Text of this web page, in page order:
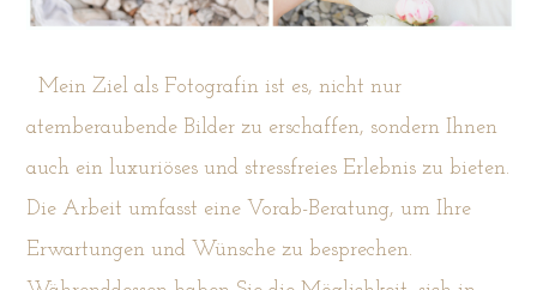
Mein Ziel als Fotografin ist es, nicht nur
atemberaubende Bilder zu erschaffen, sondern Ihnen
auch ein luxuriöses und stressfreies Erlebnis zu bieten.
Die Arbeit umfasst eine Vorab-Beratung, um Ihre
Erwartungen und Wünsche zu besprechen.